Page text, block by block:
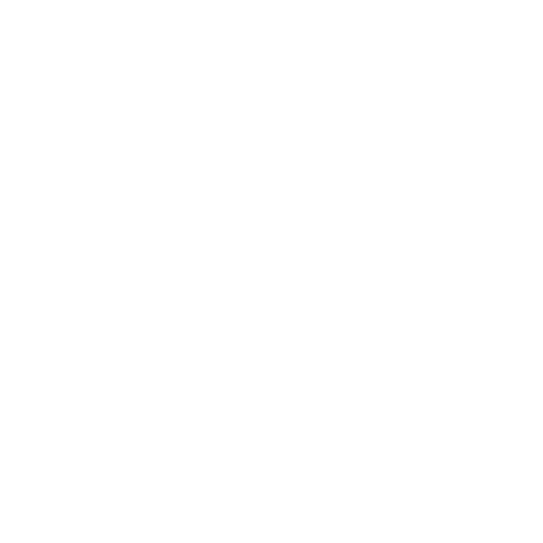
d'information sur le livre
d'information sur le livre